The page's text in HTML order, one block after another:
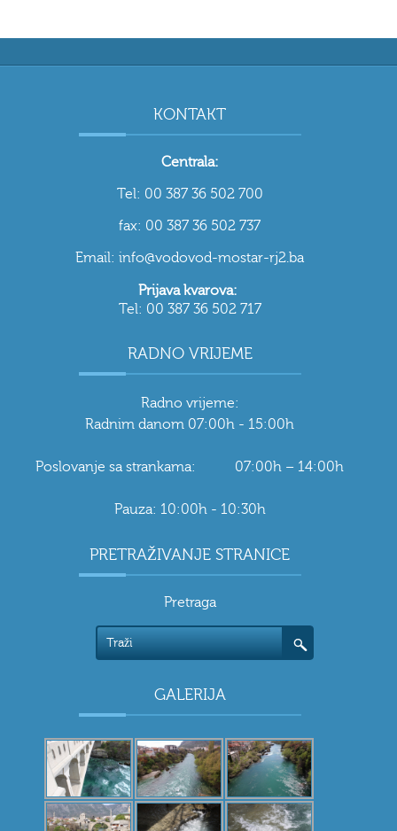
KONTAKT
Centrala:
Tel: 00 387 36 502 700
fax: 00 387 36 502 737
Email: info@vodovod-mostar-rj2.ba
Prijava kvarova:
Tel: 00 387 36 502 717
RADNO VRIJEME
Radno vrijeme:
Radnim danom 07:00h - 15:00h
Poslovanje sa strankama: 07:00h – 14:00h
Pauza: 10:00h - 10:30h
PRETRAŽIVANJE STRANICE
Pretraga
GALERIJA